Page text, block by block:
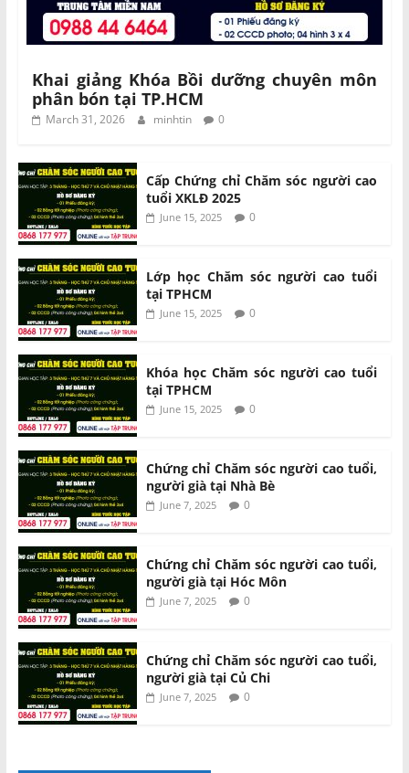
Khai giảng Khóa Bồi dưỡng chuyên môn
phân bón tại TP.HCM
March 31, 2026 minhtin 0
Cấp Chứng chỉ Chăm sóc người cao
tuổi XKLĐ 2025
June 15, 2025 0
Lớp học Chăm sóc người cao tuổi
tại TPHCM
June 15, 2025 0
Khóa học Chăm sóc người cao tuổi
tại TPHCM
June 15, 2025 0
Chứng chỉ Chăm sóc người cao tuổi,
người già tại Nhà Bè
June 7, 2025 0
Chứng chỉ Chăm sóc người cao tuổi,
người già tại Hóc Môn
June 7, 2025 0
Chứng chỉ Chăm sóc người cao tuổi,
người già tại Củ Chi
June 7, 2025 0